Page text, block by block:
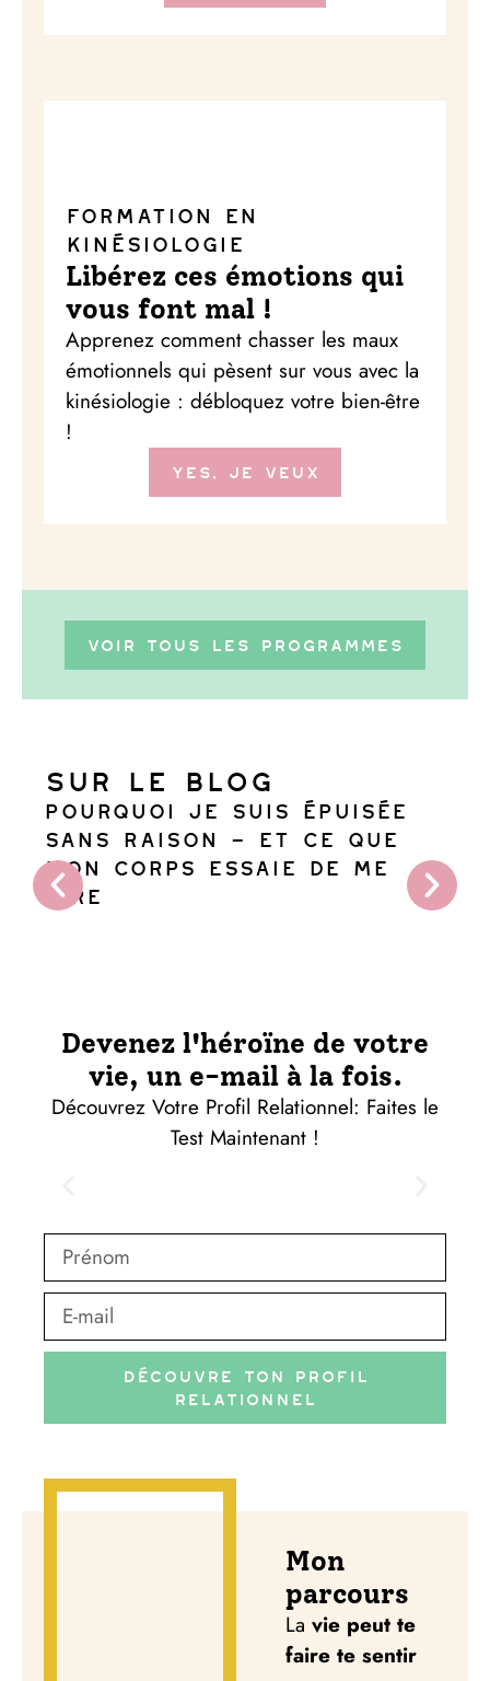
Formation en
kinésiologie
Libérez ces émotions qui
vous font mal !
Apprenez comment chasser les maux
émotionnels qui pèsent sur vous avec la
kinésiologie : débloquez votre bien-être
!
Yes, je veux
Voir tous les programmes
Sur le blog
Pourquoi je suis épuisée
sans raison — et ce que
mon corps essaie de me
dire
Devenez l'héroïne de votre
vie, un e-mail à la fois.
Découvrez Votre Profil Relationnel: Faites le
Test Maintenant !
Découvre ton profil
Relationnel
Mon
parcours
La vie peut te
faire te sentir